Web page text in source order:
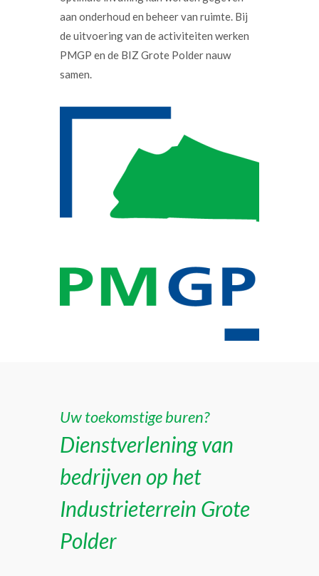
aan onderhoud en beheer van ruimte. Bij
de uitvoering van de activiteiten werken
PMGP en de BIZ Grote Polder nauw
samen.
Uw toekomstige buren?
Dienstverlening van
bedrijven op het
Industrieterrein Grote
Polder